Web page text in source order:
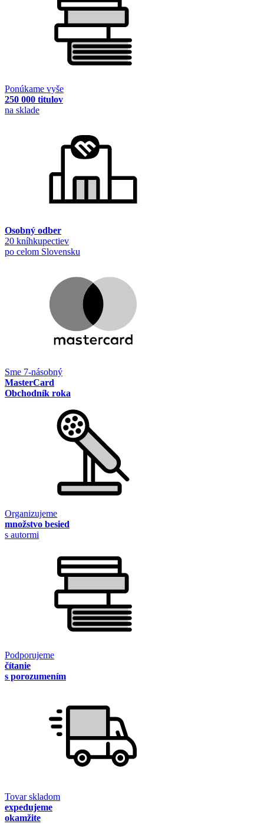
Ponúkame vyše
250 000 titulov
na sklade
Osobný odber
20 kníhkupectiev
po celom Slovensku
Sme 7-násobný
MasterCard
Obchodník roka
Organizujeme
množstvo besied
s autormi
Podporujeme
čítanie
s porozumením
Tovar skladom
expedujeme
okamžite